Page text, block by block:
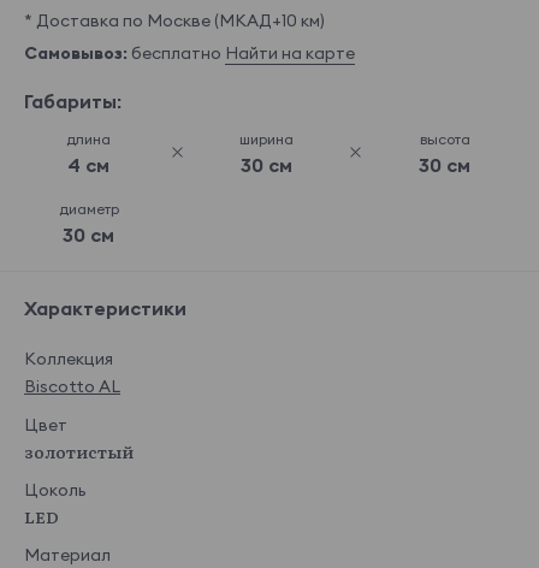
* Доставка по Москве (МКАД+10 км)
Самовывоз: бесплатно Найти на карте
Габариты:
длина
4 см
ширина
30 см
высота
30 см
диаметр
30 см
Характеристики
Коллекция
Biscotto AL
Цвет
золотистый
Цоколь
LED
Материал